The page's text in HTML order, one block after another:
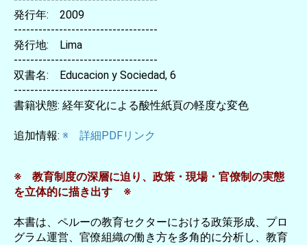
発行年: 2009
-----------------------------------
発行地: Lima
-----------------------------------
双書名: Educacion y Sociedad, 6
-----------------------------------
書籍状態: 経年変化による酸性紙頁の軽度な変色
追加情報: ※ 詳細PDFリンク
※ 教育制度の深層に迫り、政策・現場・官僚制の実態
を立体的に描き出す ※
本書は、ペルーの教育セクターにおける政策形成、プロ
グラム運営、官僚組織の働き方を多角的に分析し、教育